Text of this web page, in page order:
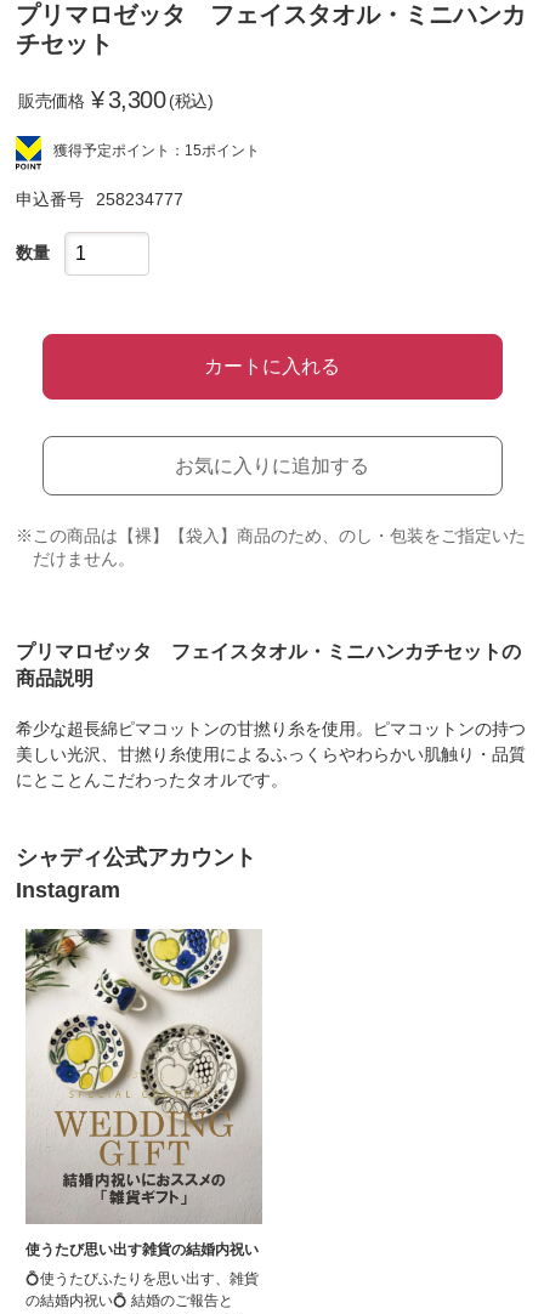
プリマロゼッタ フェイスタオル・ミニハンカ
チセット
販売価格 ¥3,300 (税込)
獲得予定ポイント：15ポイント
申込番号 258234777
数量
カートに入れる
お気に入りに追加する
※この商品は【裸】【袋入】商品のため、のし・包装をご指定いた
だけません。
プリマロゼッタ フェイスタオル・ミニハンカチセットの
商品説明
希少な超長綿ピマコットンの甘撚り糸を使用。ピマコットンの持つ
美しい光沢、甘撚り糸使用によるふっくらやわらかい肌触り・品質
にとことんこだわったタオルです。
シャディ公式アカウント
Instagram
使うたび思い出す雑貨の結婚内祝い
💍使うたびふたりを思い出す、雑貨
の結婚内祝い💍 結婚のご報告と